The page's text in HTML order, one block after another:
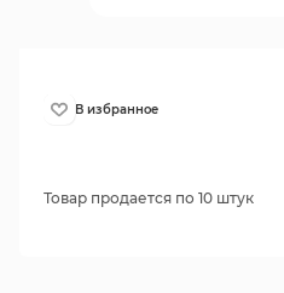
Товар продается по 10 штук